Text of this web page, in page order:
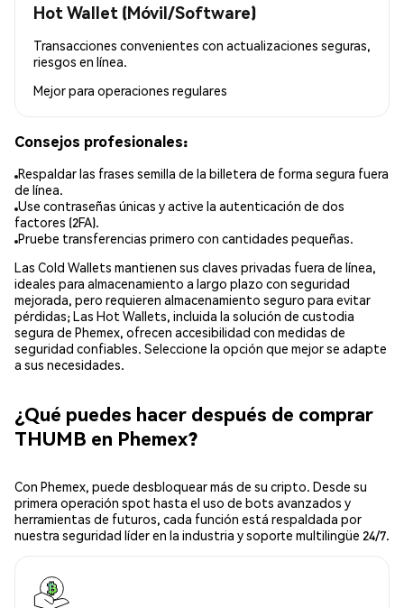
Hot Wallet (Móvil/Software)
Transacciones convenientes con actualizaciones seguras,
riesgos en línea.
Mejor para operaciones regulares
Consejos profesionales:
Respaldar las frases semilla de la billetera de forma segura fuera
de línea.
Use contraseñas únicas y active la autenticación de dos
factores (2FA).
Pruebe transferencias primero con cantidades pequeñas.
Las Cold Wallets mantienen sus claves privadas fuera de línea,
ideales para almacenamiento a largo plazo con seguridad
mejorada, pero requieren almacenamiento seguro para evitar
pérdidas; Las Hot Wallets, incluida la solución de custodia
segura de Phemex, ofrecen accesibilidad con medidas de
seguridad confiables. Seleccione la opción que mejor se adapte
a sus necesidades.
¿Qué puedes hacer después de comprar
THUMB en Phemex?
Con Phemex, puede desbloquear más de su cripto. Desde su
primera operación spot hasta el uso de bots avanzados y
herramientas de futuros, cada función está respaldada por
nuestra seguridad líder en la industria y soporte multilingüe 24/7.